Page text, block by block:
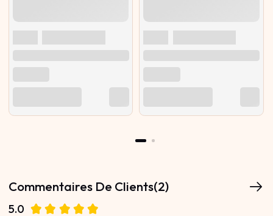
Commentaires De Clients(2)
5.0